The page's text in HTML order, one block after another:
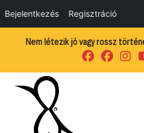
Bejelentkezés Regisztráció
Nem létezik jó vagy rossz